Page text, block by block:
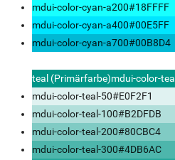
mdui-color-cyan-a200#18FFFF
mdui-color-cyan-a400#00E5FF
mdui-color-cyan-a700#00B8D4
teal (Primärfarbe)mdui-color-teal
mdui-color-teal-50#E0F2F1
mdui-color-teal-100#B2DFDB
mdui-color-teal-200#80CBC4
mdui-color-teal-300#4DB6AC